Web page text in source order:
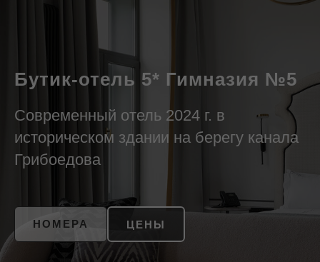
Бутик-отель 5* Гимназия №5
Современный отель 2024 г. в
историческом здании на берегу канала
Грибоедова
НОМЕРА ЦЕНЫ